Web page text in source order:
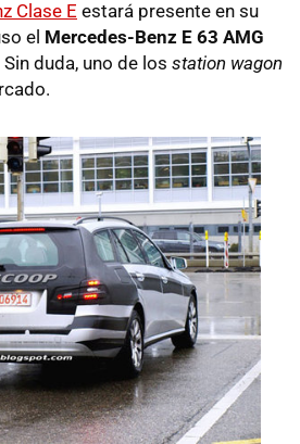
Clase E estará presente en su
el Mercedes-Benz E 63 AMG
Sin duda, uno de los station wagon